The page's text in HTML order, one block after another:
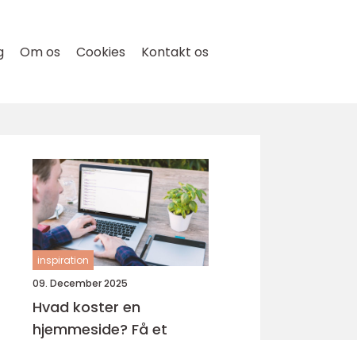
Om os Cookies Kontakt os
inspiration
09. December 2025
Hvad koster en
hjemmeside? Få et